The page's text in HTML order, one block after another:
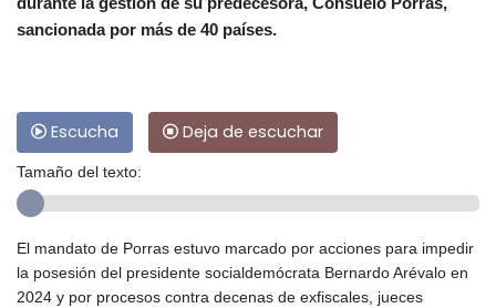
sancionada por más de 40 países.
Escucha Deja de escuchar
Tamaño del texto:
El mandato de Porras estuvo marcado por acciones para impedir
la posesión del presidente socialdemócrata Bernardo Arévalo en
2024 y por procesos contra decenas de exfiscales, jueces